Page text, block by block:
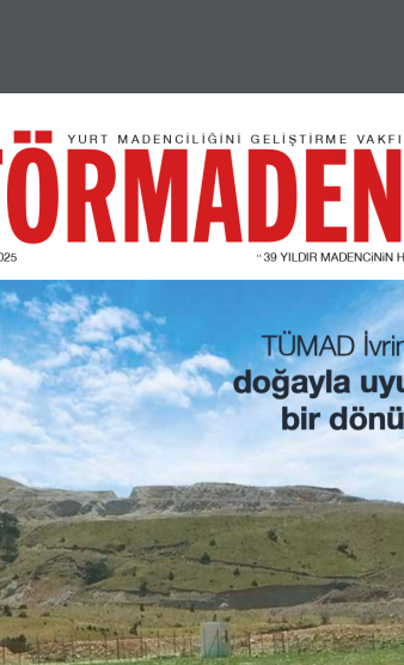
effect.
YURT MADENCİLİĞİNİ GELİŞTİRME VAKFI
“ 39 YILDIR MADENCiNiN
TÜMAD
TÜMAD
doğayla
doğayla
bir
bir